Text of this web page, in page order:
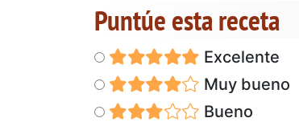
Puntúe esta receta
Excelente
Muy bueno
Bueno